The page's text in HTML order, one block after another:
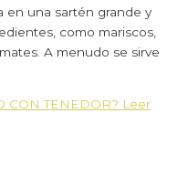
en una sartén grande y
como mariscos,
A menudo se sirve
CON TENEDOR? Leer